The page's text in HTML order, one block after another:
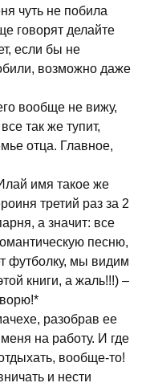
чуть не побила
говорят делайте
если бы не
возможно даже
вообще не вижу,
так же тупит,
отца. Главное,
имя такое же
третий раз за 2
а значит: все
песню,
футболку, мы видим
книги, а жаль!!!) –
разобрав ее
на работу. И где
вообще-то!
и нести